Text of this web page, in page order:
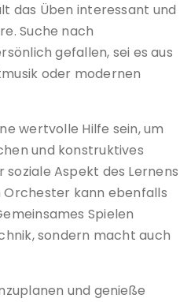
das Üben interessant und
Suche nach
gefallen, sei es aus
oder modernen
wertvolle Hilfe sein, um
und konstruktives
soziale Aspekt des Lernens
kann ebenfalls
Spielen
sondern macht auch
und genieße